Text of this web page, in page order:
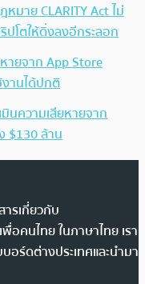
มาย CLARITY Act ไม่
โตให้ดิ่งลงอีกระลอก
ายจาก App Store
านได้ปกติ
มินความเสียหายจาก
$130 ล้าน
รเกี่ยวกับ
อคนไทย ในภาษาไทย เรา
อร์ดต่างประเทศและนำมา